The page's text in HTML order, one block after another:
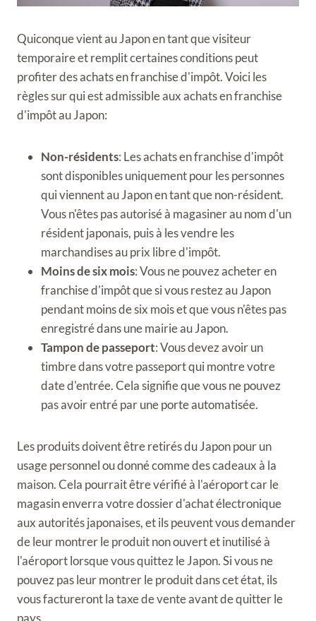
Quiconque vient au Japon en tant que visiteur
temporaire et remplit certaines conditions peut
profiter des achats en franchise d'impôt. Voici les
règles sur qui est admissible aux achats en franchise
d'impôt au Japon:
Non-résidents: Les achats en franchise d'impôt
sont disponibles uniquement pour les personnes
qui viennent au Japon en tant que non-résident.
Vous n'êtes pas autorisé à magasiner au nom d'un
résident japonais, puis à les vendre les
marchandises au prix libre d'impôt.
Moins de six mois: Vous ne pouvez acheter en
franchise d'impôt que si vous restez au Japon
pendant moins de six mois et que vous n'êtes pas
enregistré dans une mairie au Japon.
Tampon de passeport: Vous devez avoir un
timbre dans votre passeport qui montre votre
date d'entrée. Cela signifie que vous ne pouvez
pas avoir entré par une porte automatisée.
Les produits doivent être retirés du Japon pour un
usage personnel ou donné comme des cadeaux à la
maison. Cela pourrait être vérifié à l'aéroport car le
magasin enverra votre dossier d'achat électronique
aux autorités japonaises, et ils peuvent vous demander
de leur montrer le produit non ouvert et inutilisé à
l'aéroport lorsque vous quittez le Japon. Si vous ne
pouvez pas leur montrer le produit dans cet état, ils
vous factureront la taxe de vente avant de quitter le
pays.